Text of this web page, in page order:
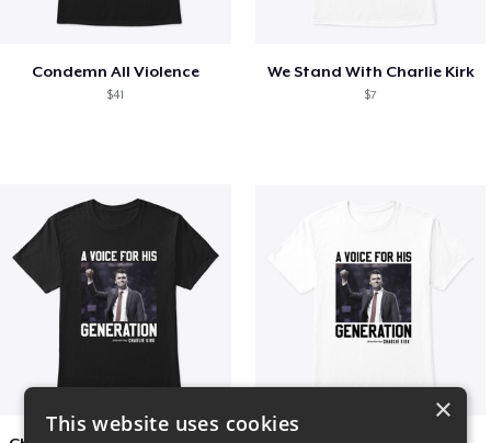
Condemn All Violence
$41
We Stand With Charlie Kirk
$7
×
This website uses cookies